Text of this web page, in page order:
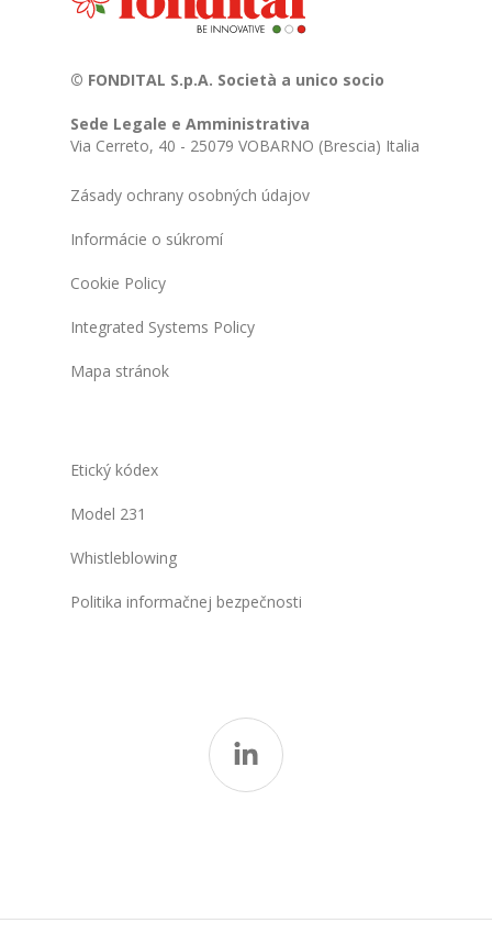
© FONDITAL S.p.A. Società a unico socio
Sede Legale e Amministrativa
Via Cerreto, 40 - 25079 VOBARNO (Brescia) Italia
Zásady ochrany osobných údajov
Informácie o súkromí
Cookie Policy
Integrated Systems Policy
Mapa stránok
Etický kódex
Model 231
Whistleblowing
Politika informačnej bezpečnosti